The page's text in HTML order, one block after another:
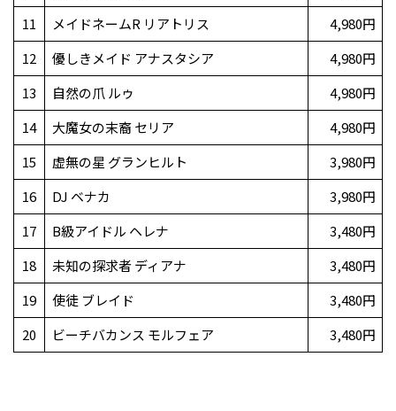
11
メイドネームR リアトリス
4,980円
12
優しきメイド アナスタシア
4,980円
13
自然の爪 ルゥ
4,980円
14
大魔女の末裔 セリア
4,980円
15
虚無の星 グランヒルト
3,980円
16
DJ ベナカ
3,980円
17
B級アイドル ヘレナ
3,480円
18
未知の探求者 ディアナ
3,480円
19
使徒 ブレイド
3,480円
20
ビーチバカンス モルフェア 3,480円